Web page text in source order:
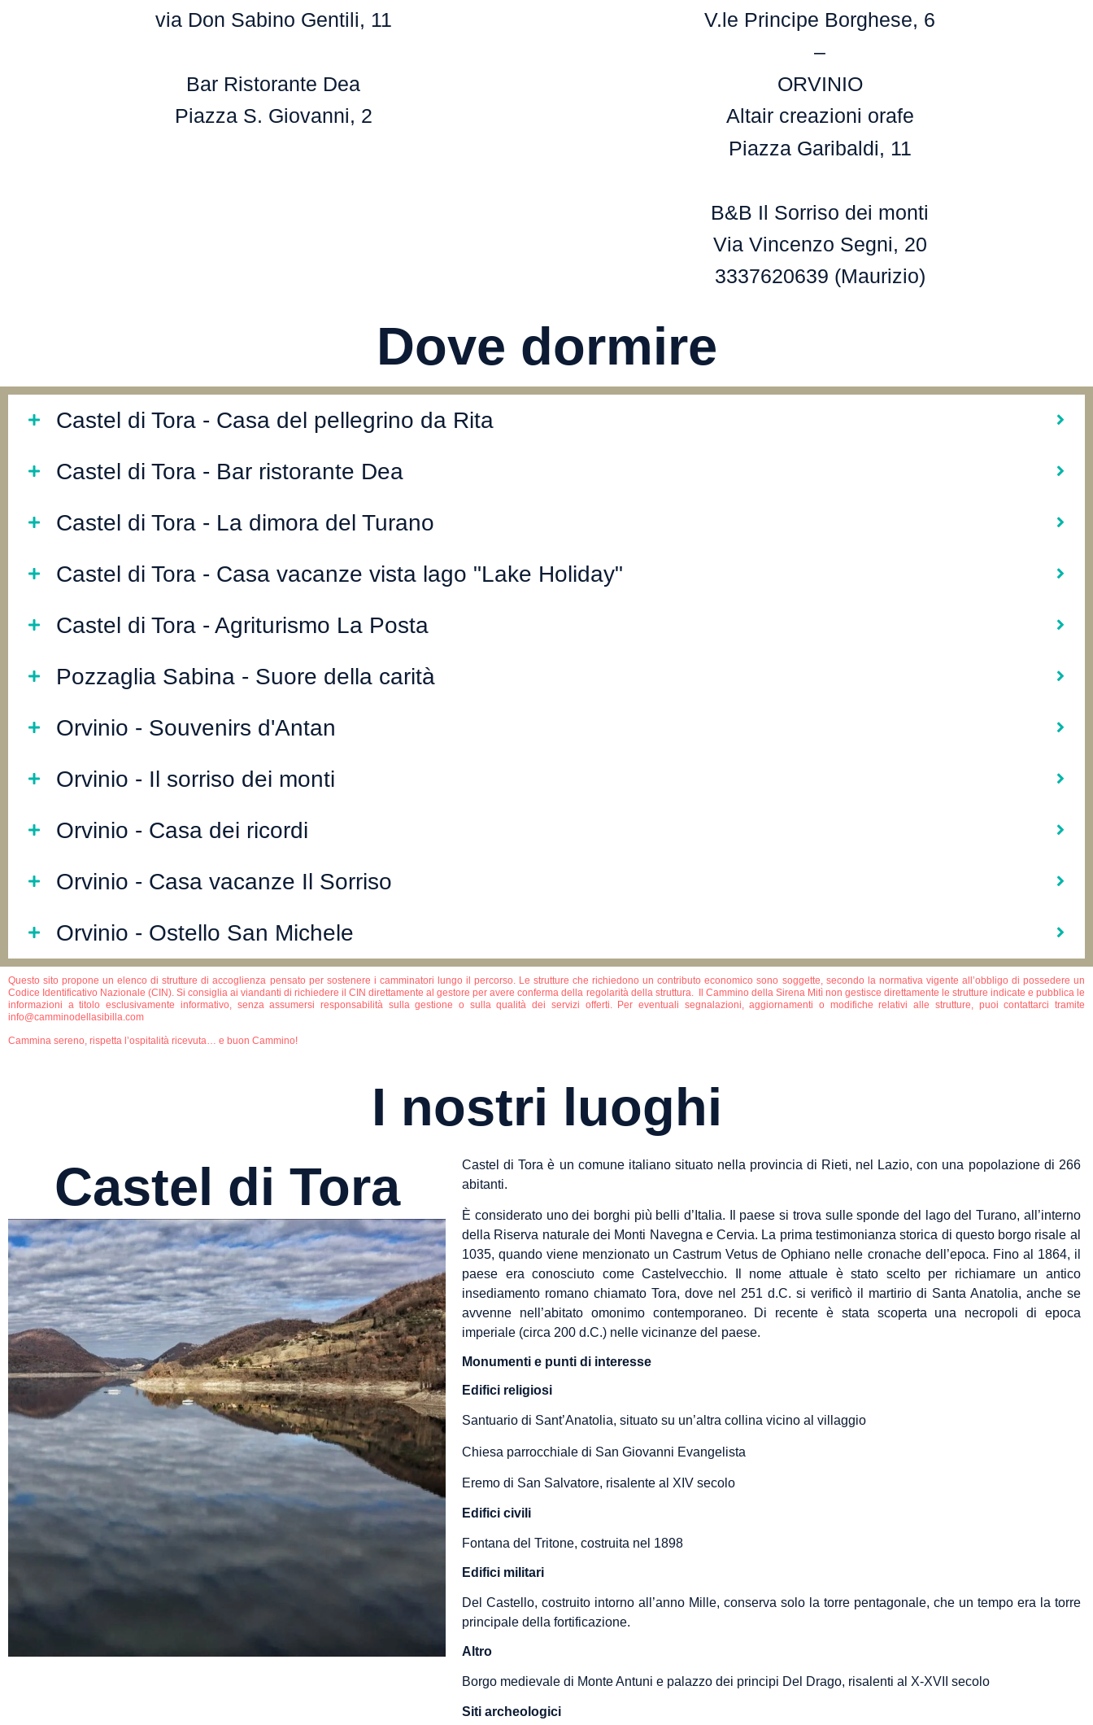
via Don Sabino Gentili, 11
Bar Ristorante Dea
Piazza S. Giovanni, 2
V.le Principe Borghese, 6
–
ORVINIO
Altair creazioni orafe
Piazza Garibaldi, 11
B&B Il Sorriso dei monti
Via Vincenzo Segni, 20
3337620639 (Maurizio)
Dove dormire
Castel di Tora - Casa del pellegrino da Rita
Castel di Tora - Bar ristorante Dea
Castel di Tora - La dimora del Turano
Castel di Tora - Casa vacanze vista lago "Lake Holiday"
Castel di Tora - Agriturismo La Posta
Pozzaglia Sabina - Suore della carità
Orvinio - Souvenirs d'Antan
Orvinio - Il sorriso dei monti
Orvinio - Casa dei ricordi
Orvinio - Casa vacanze Il Sorriso
Orvinio - Ostello San Michele
Questo sito propone un elenco di strutture di accoglienza pensato per sostenere i camminatori lungo il percorso. Le strutture che richiedono un contributo economico sono soggette, secondo la normativa vigente all’obbligo di possedere un
Codice Identificativo Nazionale (CIN). Si consiglia ai viandanti di richiedere il CIN direttamente al gestore per avere conferma della regolarità della struttura. Il Cammino della Sirena Mitì non gestisce direttamente le strutture indicate e pubblica le
informazioni a titolo esclusivamente informativo, senza assumersi responsabilità sulla gestione o sulla qualità dei servizi offerti. Per eventuali segnalazioni, aggiornamenti o modifiche relativi alle strutture, puoi contattarci tramite
info@camminodellasibilla.com
Cammina sereno, rispetta l’ospitalità ricevuta… e buon Cammino!
I nostri luoghi
Castel di Tora
Castel di Tora è un comune italiano situato nella provincia di Rieti, nel Lazio, con una popolazione di 266
abitanti.
È considerato uno dei borghi più belli d’Italia. Il paese si trova sulle sponde del lago del Turano, all’interno
della Riserva naturale dei Monti Navegna e Cervia. La prima testimonianza storica di questo borgo risale al
1035, quando viene menzionato un Castrum Vetus de Ophiano nelle cronache dell’epoca. Fino al 1864, il
paese era conosciuto come Castelvecchio. Il nome attuale è stato scelto per richiamare un antico
insediamento romano chiamato Tora, dove nel 251 d.C. si verificò il martirio di Santa Anatolia, anche se
avvenne nell’abitato omonimo contemporaneo. Di recente è stata scoperta una necropoli di epoca
imperiale (circa 200 d.C.) nelle vicinanze del paese.
Monumenti e punti di interesse
Edifici religiosi
Santuario di Sant’Anatolia, situato su un’altra collina vicino al villaggio
Chiesa parrocchiale di San Giovanni Evangelista
Eremo di San Salvatore, risalente al XIV secolo
Edifici civili
Fontana del Tritone, costruita nel 1898
Edifici militari
Del Castello, costruito intorno all’anno Mille, conserva solo la torre pentagonale, che un tempo era la torre
principale della fortificazione.
Altro
Borgo medievale di Monte Antuni e palazzo dei principi Del Drago, risalenti al X-XVII secolo
Siti archeologici